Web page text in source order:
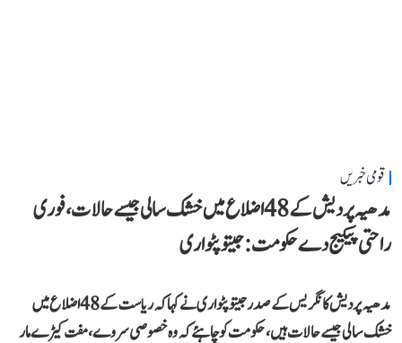
قومی خبریں
مدھیہ پردیش کے 48 اضلاع میں خشک سالی جیسے حالات، فوری
راحتی پیکیج دے حکومت: جیتو پٹواری
مدھیہ پردیش کانگریس کے صدر جیتو پٹواری نے کہا کہ ریاست کے 48 اضلاع میں
خشک سالی جیسے حالات ہیں، حکومت کو چاہئے کہ وہ خصوصی سروے، مفت کیڑے مار